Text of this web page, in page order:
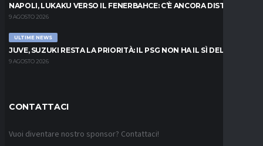
NAPOLI, LUKAKU VERSO IL FENERBAHCE: C’È ANCORA DISTANZA
9 AGOSTO 2026
ULTIME NEWS
JUVE, SUZUKI RESTA LA PRIORITÀ: IL PSG NON HA IL SÌ DEL PARMA
9 AGOSTO 2026
CONTATTACI
Vuoi diventare nostro sponsor? Contattaci!